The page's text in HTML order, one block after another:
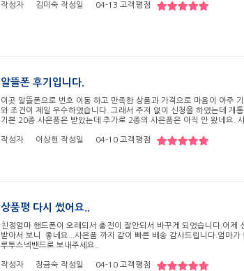
작성자 김미숙 작성일 04-13 고객평점
알뜰폰 후기입니다.
이곳 알뜰폰으로 번호 이동 하고 만족한 상품과 가격으로 마음이 아주
와 조건이 제일 우수하였습니다. 그래서 주저 없이 신청을 하였는데 개
기본 20종 사은품은 받았는데 추가로 2종의 사은품은 아직 안 왔네요.
작성자 이상현 작성일 04-10 고객평점
상품평 다시 썼어요..
친정엄마 핸드폰이 오래되서 충전이 잘안되서 바꾸게 되었습니다.어
받아서 보니 좋네요...사은품 까지 같이 빠른 배송 감사드립니다.엄마
루투스넥밴드로 보내주세요..
작성자 장금숙 작성일 04-10 고객평점